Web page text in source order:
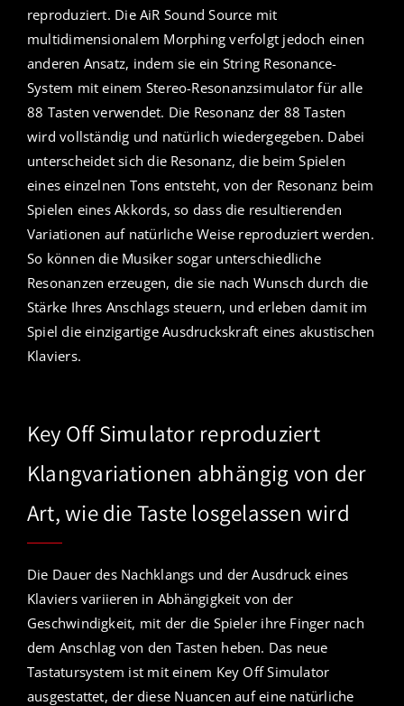
reproduziert. Die AiR Sound Source mit
multidimensionalem Morphing verfolgt jedoch einen
anderen Ansatz, indem sie ein String Resonance-
System mit einem Stereo-Resonanzsimulator für alle
88 Tasten verwendet. Die Resonanz der 88 Tasten
wird vollständig und natürlich wiedergegeben. Dabei
unterscheidet sich die Resonanz, die beim Spielen
eines einzelnen Tons entsteht, von der Resonanz beim
Spielen eines Akkords, so dass die resultierenden
Variationen auf natürliche Weise reproduziert werden.
So können die Musiker sogar unterschiedliche
Resonanzen erzeugen, die sie nach Wunsch durch die
Stärke Ihres Anschlags steuern, und erleben damit im
Spiel die einzigartige Ausdruckskraft eines akustischen
Klaviers.
Key Off Simulator reproduziert
Klangvariationen abhängig von der
Art, wie die Taste losgelassen wird
Die Dauer des Nachklangs und der Ausdruck eines
Klaviers variieren in Abhängigkeit von der
Geschwindigkeit, mit der die Spieler ihre Finger nach
dem Anschlag von den Tasten heben. Das neue
Tastatursystem ist mit einem Key Off Simulator
ausgestattet, der diese Nuancen auf eine natürliche